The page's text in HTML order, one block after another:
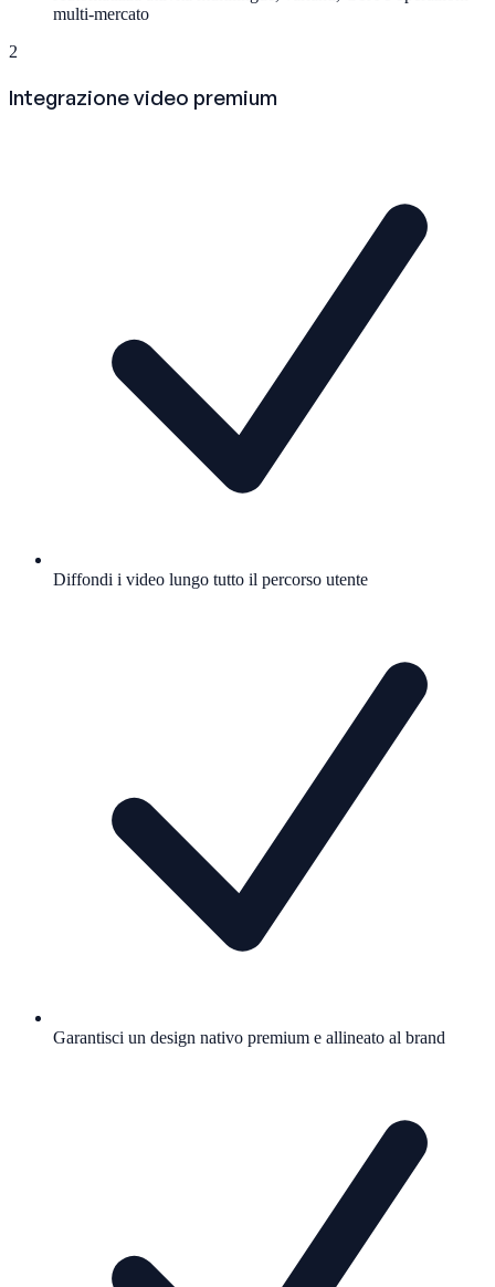
multi-mercato
2
Integrazione video premium
Diffondi i video lungo tutto il percorso utente
Garantisci un design nativo premium e allineato al brand